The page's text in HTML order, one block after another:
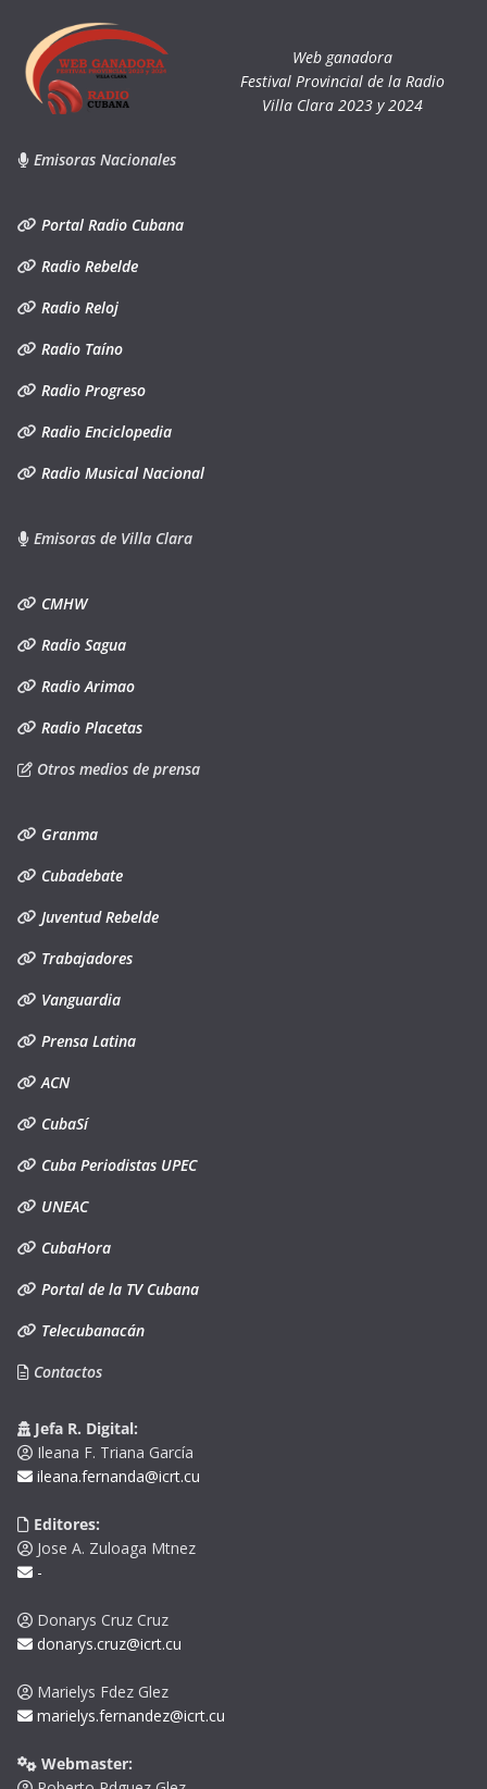
Web ganadora
Festival Provincial de la Radio
Villa Clara 2023 y 2024
Emisoras Nacionales
Portal Radio Cubana
Radio Rebelde
Radio Reloj
Radio Taíno
Radio Progreso
Radio Enciclopedia
Radio Musical Nacional
Emisoras de Villa Clara
CMHW
Radio Sagua
Radio Arimao
Radio Placetas
Otros medios de prensa
Granma
Cubadebate
Juventud Rebelde
Trabajadores
Vanguardia
Prensa Latina
ACN
CubaSí
Cuba Periodistas UPEC
UNEAC
CubaHora
Portal de la TV Cubana
Telecubanacán
Contactos
Jefa R. Digital:
Ileana F. Triana García
ileana.fernanda@icrt.cu
Editores:
Jose A. Zuloaga Mtnez
-
Donarys Cruz Cruz
donarys.cruz@icrt.cu
Marielys Fdez Glez
marielys.fernandez@icrt.cu
Webmaster: